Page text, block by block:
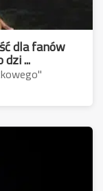
dla fanów
...